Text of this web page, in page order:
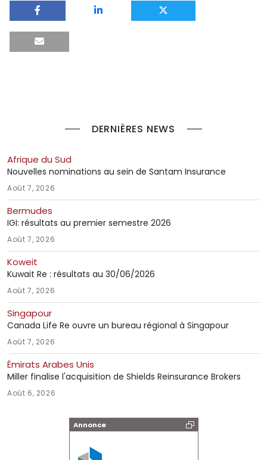
DERNIÈRES NEWS
Afrique du Sud
Nouvelles nominations au sein de Santam Insurance
Août 7, 2026
Bermudes
IGI: résultats au premier semestre 2026
Août 7, 2026
Koweit
Kuwait Re : résultats au 30/06/2026
Août 7, 2026
Singapour
Canada Life Re ouvre un bureau régional à Singapour
Août 7, 2026
Émirats Arabes Unis
Miller finalise l'acquisition de Shields Reinsurance Brokers
Août 6, 2026
Annonce